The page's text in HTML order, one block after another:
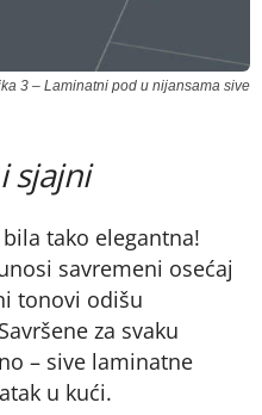
3 – Laminatni pod u nijansama sive
sjajni
tako elegantna!
savremeni osećaj
tonovi odišu
za svaku
– sive laminatne
u kući.